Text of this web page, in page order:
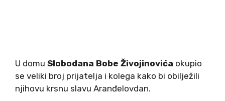
U domu Slobodana Bobe Živojinovića okupio
se veliki broj prijatelja i kolega kako bi obilježili
njihovu krsnu slavu Aranđelovdan.